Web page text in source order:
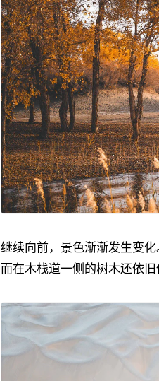
继续向前，景色渐渐发生变
而在木栈道一侧的树木还依